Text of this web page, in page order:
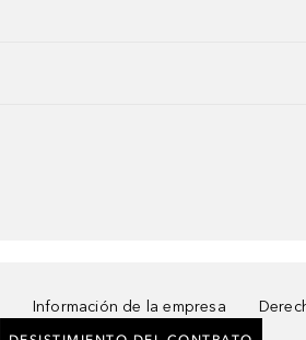
Información de la empresa